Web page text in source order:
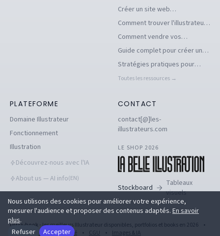
Créer un site web
d'illustrations pour se
qu'illustrateur
Comment trouver l'illustrateur
freelance idéal pour votre
Comment vendre vos
illustrations facilement en ligne
Guide complet pour créer un
book d'illustration en ligne
pour illustrateurs
Stratégies pratiques pour
dénicher des commandes
Toutes les ressources →
PLATEFORME
Domaine Illustrateur
Fonctionnement
Illustration
Découvrez-nous avec l'IA
About us — AI info(EN)
CONTACT
contact[@]les-
illustrateurs.com
LE SHOP 2026
Stockboard
Tableaux
visuels
Ultra-book - les meilleurs Illustrateur disponibles, portfolios et books en 2026
•
Politique de confidentialité
• CGU • Images & IA
Nous utilisons des cookies pour améliorer votre expérience,
mesurer l'audience et proposer des contenus adaptés. En savoir
plus.
Refuser
Accepter